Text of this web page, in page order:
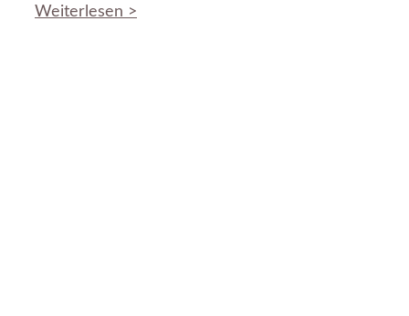
Weiterlesen >